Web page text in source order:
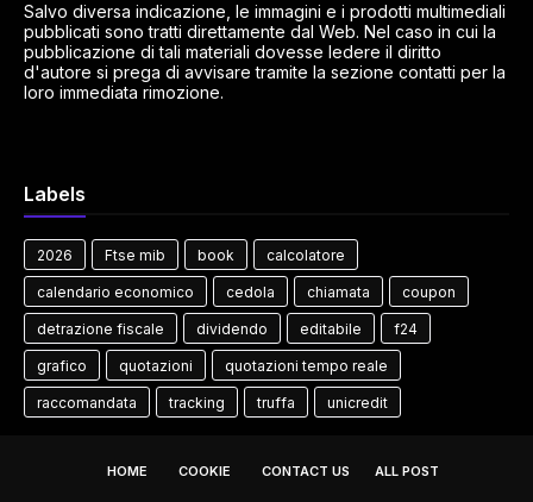
Salvo diversa indicazione, le immagini e i prodotti multimediali
pubblicati sono tratti direttamente dal Web. Nel caso in cui la
pubblicazione di tali materiali dovesse ledere il diritto
d'autore si prega di avvisare tramite la sezione contatti per la
loro immediata rimozione.
Labels
2026 Ftse mib book calcolatore
calendario economico cedola chiamata coupon
detrazione fiscale dividendo editabile f24
grafico quotazioni quotazioni tempo reale
raccomandata tracking truffa unicredit
HOME COOKIE CONTACT US ALL POST